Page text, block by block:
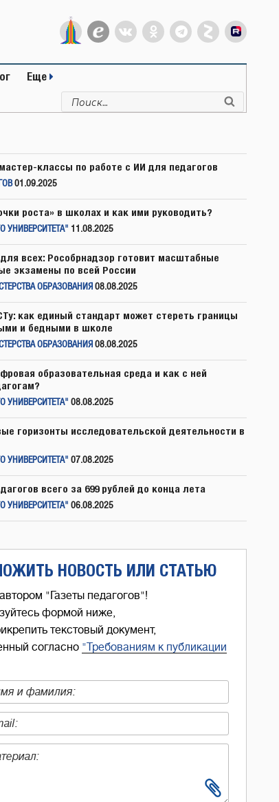
Еще
Искать:
классы по работе с ИИ для педагогов
01.09.2025
роста» в школах и как ими руководить?
УНИВЕРСИТЕТА" 11.08.2025
всех: Рособрнадзор готовит масштабные
экзамены по всей России
ОБРАЗОВАНИЯ 08.08.2025
как единый стандарт может стереть границы
и бедными в школе
ОБРАЗОВАНИЯ 08.08.2025
образовательная среда и как с ней
УНИВЕРСИТЕТА" 08.08.2025
горизонты исследовательской деятельности в
УНИВЕРСИТЕТА" 07.08.2025
всего за 699 рублей до конца лета
УНИВЕРСИТЕТА" 06.08.2025
НОВОСТЬ ИЛИ СТАТЬЮ
"Газеты педагогов"!
формой ниже,
текстовый документ,
согласно "Требованиям к публикации